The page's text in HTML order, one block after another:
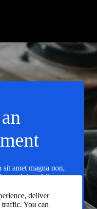
sit amet magna non,
pulvinar felis at
lacus commodo.
deliver
traffic. You can